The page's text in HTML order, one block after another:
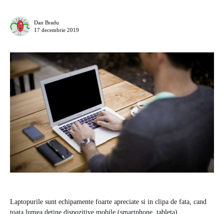
Dan Bradu
17 decembrie 2019
Laptopurile sunt echipamente foarte apreciate si in clipa de fata, cand
toata lumea detine dispozitive mobile (smartphone, tableta).